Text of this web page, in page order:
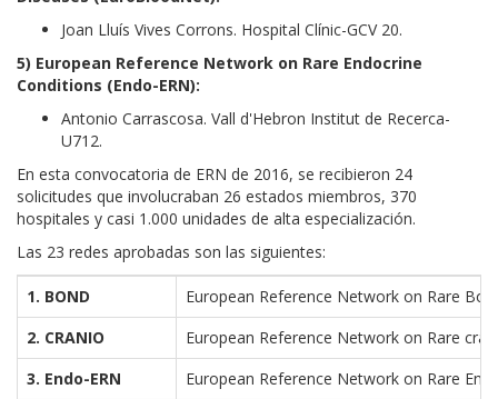
Joan Lluís Vives Corrons. Hospital Clínic-GCV 20.
5) European Reference Network on Rare Endocrine
Conditions (Endo-ERN):
Antonio Carrascosa. Vall d'Hebron Institut de Recerca-
U712.
En esta convocatoria de ERN de 2016, se recibieron 24
solicitudes que involucraban 26 estados miembros, 370
hospitales y casi 1.000 unidades de alta especialización.
Las 23 redes aprobadas son las siguientes:
1. BOND
European Reference Network on Rare
2. CRANIO
European Reference Network on Rare
3. Endo-ERN
European Reference Network on Rare